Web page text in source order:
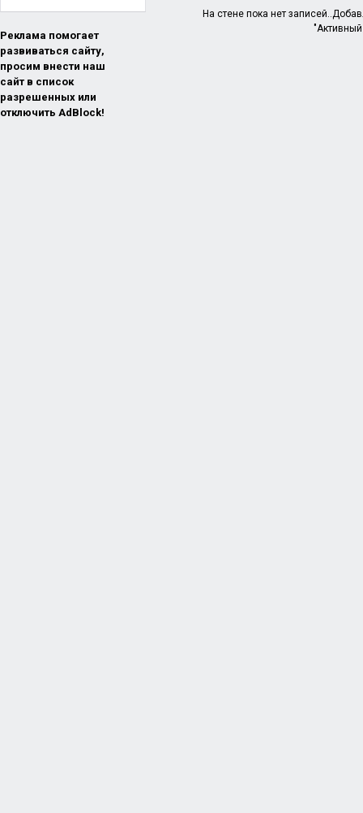
Реклама помогает
развиваться сайту,
просим внести наш
сайт в список
разрешенных или
отключить AdBlock!
На стене пока нет
"Активный